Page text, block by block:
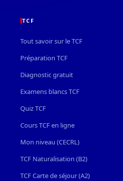
TCF
Tout savoir sur le TCF
Préparation TCF
Diagnostic gratuit
Examens blancs TCF
Quiz TCF
Cours TCF en ligne
Mon niveau (CECRL)
TCF Naturalisation (B2)
TCF Carte de séjour (A2)